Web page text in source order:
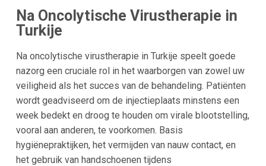
Na Oncolytische Virustherapie in
Turkije
Na oncolytische virustherapie in Turkije speelt goede
nazorg een cruciale rol in het waarborgen van zowel uw
veiligheid als het succes van de behandeling. Patiënten
wordt geadviseerd om de injectieplaats minstens een
week bedekt en droog te houden om virale blootstelling,
vooral aan anderen, te voorkomen. Basis
hygiënepraktijken, het vermijden van nauw contact, en
het gebruik van handschoenen tijdens